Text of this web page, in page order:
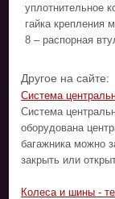
уплотнительное
гайка крепления
8 – распорная
Другое на сайте:
Система
Система
оборудована
багажника можно
закрыть или
Колеса и шины -